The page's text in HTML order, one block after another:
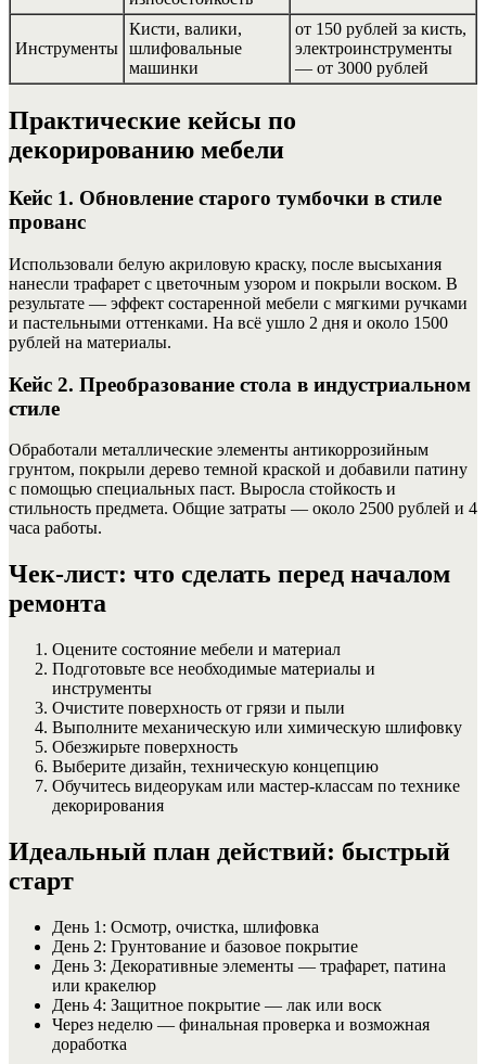
Инструменты
Кисти, валики,
шлифовальные
машинки
от 150 рублей за кисть,
электроинструменты
— от 3000 рублей
Практические кейсы по
декорированию мебели
Кейс 1. Обновление старого тумбочки в стиле
прованс
Использовали белую акриловую краску, после высыхания
нанесли трафарет с цветочным узором и покрыли воском. В
результате — эффект состаренной мебели с мягкими ручками
и пастельными оттенками. На всё ушло 2 дня и около 1500
рублей на материалы.
Кейс 2. Преобразование стола в индустриальном
стиле
Обработали металлические элементы антикоррозийным
грунтом, покрыли дерево темной краской и добавили патину
с помощью специальных паст. Выросла стойкость и
стильность предмета. Общие затраты — около 2500 рублей и 4
часа работы.
Чек-лист: что сделать перед началом
ремонта
Оцените состояние мебели и материал
Подготовьте все необходимые материалы и
инструменты
Очистите поверхность от грязи и пыли
Выполните механическую или химическую шлифовку
Обезжирьте поверхность
Выберите дизайн, техническую концепцию
Обучитесь видеорукам или мастер-классам по технике
декорирования
Идеальный план действий: быстрый
старт
День 1: Осмотр, очистка, шлифовка
День 2: Грунтование и базовое покрытие
День 3: Декоративные элементы — трафарет, патина
или кракелюр
День 4: Защитное покрытие — лак или воск
Через неделю — финальная проверка и возможная
доработка